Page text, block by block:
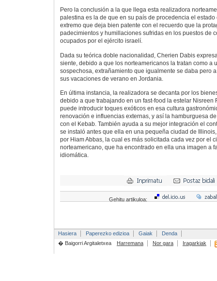
Pero la conclusión a la que llega esta realizadora
palestina es la de que en su país de procedencia el estado
extremo que deja bien patente con el recuerdo que la
padecimientos y humillaciones sufridas en los puestos de
ocupados por el ejército israelí.
Dada su teórica doble nacionalidad, Cherien Dabis
siente, debido a que los norteamericanos la tratan como a
sospechosa, extrañamiento que igualmente se daba pero
sus vacaciones de verano en Jordania.
En última instancia, la realizadora se decanta por los
debido a que trabajando en un fast-food la estelar Nisreen
puede introducir toques exóticos en esa cultura
renovación e influencias externas, y así la hamburguesa
con el Kebab. También ayuda a su mejor integración el
se instaló antes que ella en una pequeña ciudad de
por Hiam Abbas, la cual es más solicitada cada vez por el
norteamericano, que ha encontrado en ella una imagen a
idiomática.
Gehitu artikuloa:
Hasiera Paperezko edizioa Gaiak
Denda
� Baigorri Argitaletxea
Harremana Nor gara Iragarkiak